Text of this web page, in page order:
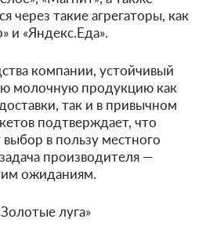
через такие агрегаторы, как
и «Яндекс.Еда».
компании, устойчивый
молочную продукцию как
так и в привычном
подтверждает, что
в пользу местного
производителя —
ожиданиям.
луга»